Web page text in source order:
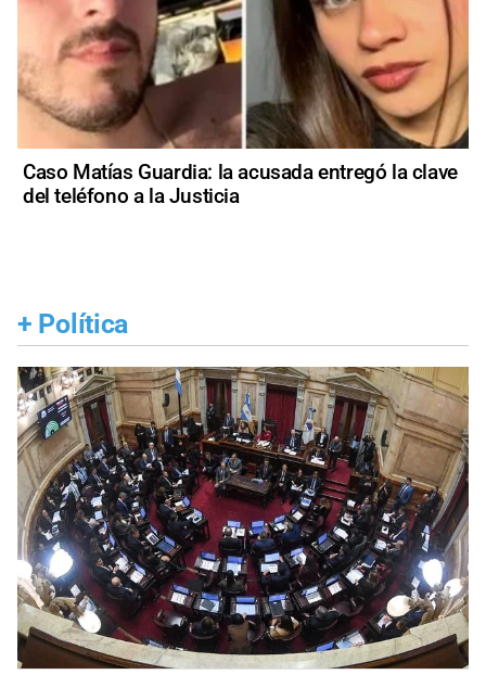
Caso Matías Guardia: la acusada entregó la clave
del teléfono a la Justicia
+ Política